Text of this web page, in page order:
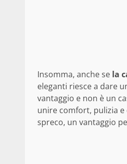
Insomma, anche se la
eleganti riesce a dare
vantaggio e non è un
unire comfort, pulizia
spreco, un vantaggio